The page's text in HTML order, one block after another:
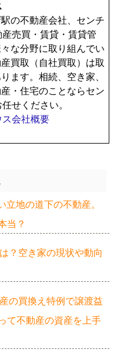
の不動産会社、センチ
売買・賃貸・賃貸管
な分野に取り組んでい
買取（自社買取）は取
ます。相続、空き家、
・住宅のことならセン
せください。
会社概要
立地の道下の不動産。
当？
？空き家の現状や動向
の買換え特例で譲渡益
て不動産の資産を上手